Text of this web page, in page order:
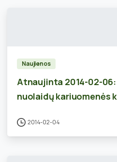
Naujienos
Atnaujinta 2014-02-06:
nuolaidų kariuomenės
2014-02-04